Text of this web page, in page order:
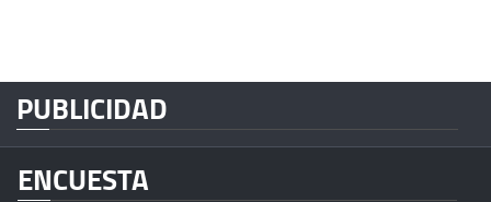
PUBLICIDAD
ENCUESTA